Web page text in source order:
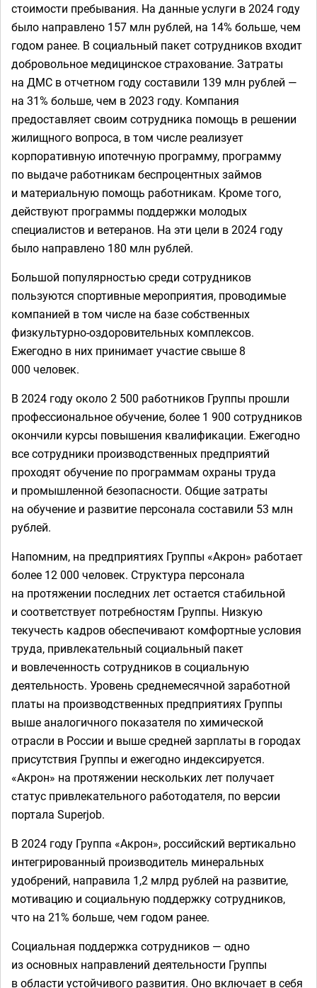
стоимости пребывания. На данные услуги в 2024 году
было направлено 157 млн рублей, на 14% больше, чем
годом ранее. В социальный пакет сотрудников входит
добровольное медицинское страхование. Затраты
на ДМС в отчетном году составили 139 млн рублей —
на 31% больше, чем в 2023 году. Компания
предоставляет своим сотрудника помощь в решении
жилищного вопроса, в том числе реализует
корпоративную ипотечную программу, программу
по выдаче работникам беспроцентных займов
и материальную помощь работникам. Кроме того,
действуют программы поддержки молодых
специалистов и ветеранов. На эти цели в 2024 году
было направлено 180 млн рублей.
Большой популярностью среди сотрудников
пользуются спортивные мероприятия, проводимые
компанией в том числе на базе собственных
физкультурно-оздоровительных комплексов.
Ежегодно в них принимает участие свыше 8
000 человек.
В 2024 году около 2 500 работников Группы прошли
профессиональное обучение, более 1 900 сотрудников
окончили курсы повышения квалификации. Ежегодно
все сотрудники производственных предприятий
проходят обучение по программам охраны труда
и промышленной безопасности. Общие затраты
на обучение и развитие персонала составили 53 млн
рублей.
Напомним, на предприятиях Группы «Акрон» работает
более 12 000 человек. Структура персонала
на протяжении последних лет остается стабильной
и соответствует потребностям Группы. Низкую
текучесть кадров обеспечивают комфортные условия
труда, привлекательный социальный пакет
и вовлеченность сотрудников в социальную
деятельность. Уровень среднемесячной заработной
платы на производственных предприятиях Группы
выше аналогичного показателя по химической
отрасли в России и выше средней зарплаты в городах
присутствия Группы и ежегодно индексируется.
«Акрон» на протяжении нескольких лет получает
статус привлекательного работодателя, по версии
портала Superjob.
В 2024 году Группа «Акрон», российский вертикально
интегрированный производитель минеральных
удобрений, направила 1,2 млрд рублей на развитие,
мотивацию и социальную поддержку сотрудников,
что на 21% больше, чем годом ранее.
Социальная поддержка сотрудников — одно
из основных направлений деятельности Группы
в области устойчивого развития. Оно включает в себя